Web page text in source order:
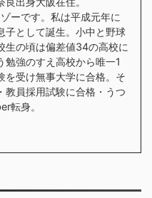
ーです。私は平成元年に
子として誕生。小中と野球
生の頃は偏差値34の高校に
勉強のすえ高校から唯一1
を受け無事大学に合格。そ
教員採用試験に合格・うつ
転身。